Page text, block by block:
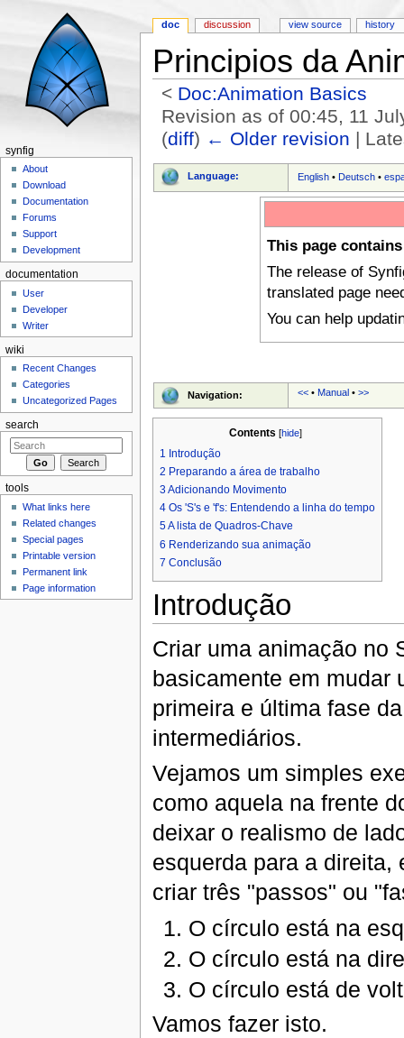
Principios da
< Doc:Animation Basics
Revision as of 00:45, 11
(diff) ← Older revision |
Language: English •Deutsch •
This page
The release of
translated page
You can help
Navigation: << •Manual •>>
Contents [hide]
1 Introdução
2 Preparando a área de trabalho
3Adicionando Movimento
4 Os 'S's e 'f's: Entendendo a linha do tempo
5A lista de Quadros-Chave
6 Renderizando sua animação
7 Conclusão
Introdução
Criar uma animação no
basicamente em
primeira e última fase
intermediários.
Vejamos um simples
como aquela na frente
deixar o realismo de
esquerda para a
criar três "passos" ou
O círculo está na
O círculo está na
O círculo está de
Vamos fazer isto.
doc discussion view source history
synfig
About
Download
Documentation
Forums
Support
Development
documentation
User
Developer
Writer
wiki
Recent Changes
Categories
Uncategorized Pages
search
tools
What links here
Related changes
Special pages
Printable version
Permanent link
Page information